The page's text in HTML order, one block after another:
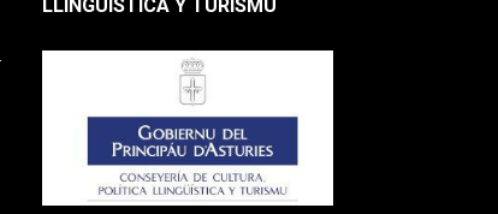
LLINGÜÍSTICA Y TURISMU